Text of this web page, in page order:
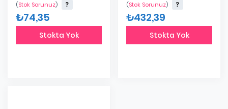
(Stok Sorunuz)
₺74,35
Stokta Yok
(Stok Sorunuz)
₺432,39
Stokta Yok